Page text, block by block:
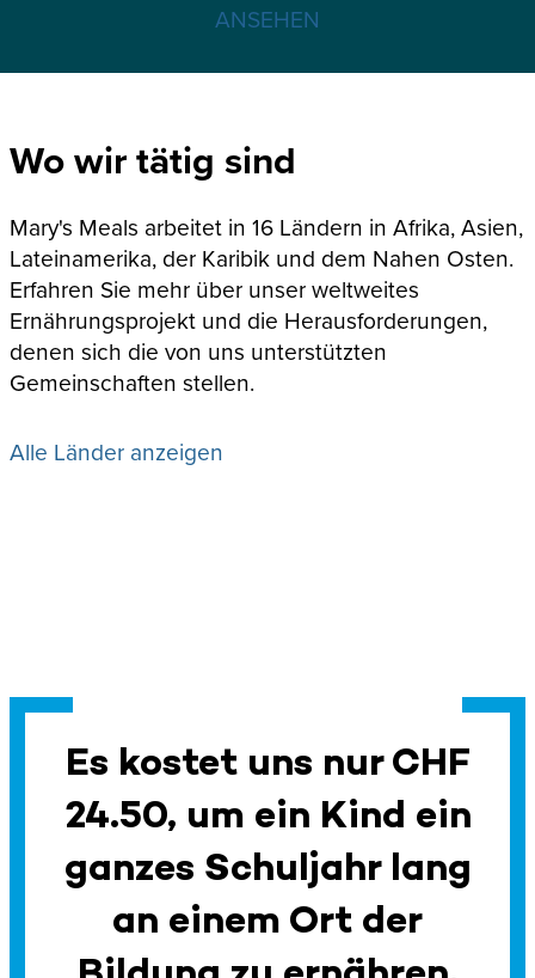
ANSEHEN
Wo wir tätig sind
Mary's Meals arbeitet in 16 Ländern in Afrika, Asien,
Lateinamerika, der Karibik und dem Nahen Osten.
Erfahren Sie mehr über unser weltweites
Ernährungsprojekt und die Herausforderungen,
denen sich die von uns unterstützten
Gemeinschaften stellen.
Alle Länder anzeigen
Es kostet uns nur CHF
24.50, um ein Kind ein
ganzes Schuljahr lang
an einem Ort der